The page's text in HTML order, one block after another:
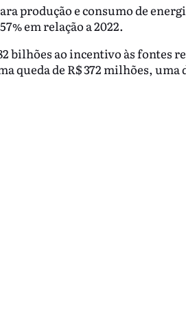
produção e consumo de
em relação a 2022.
bilhões ao incentivo às fontes
queda de R$ 372 milhões,